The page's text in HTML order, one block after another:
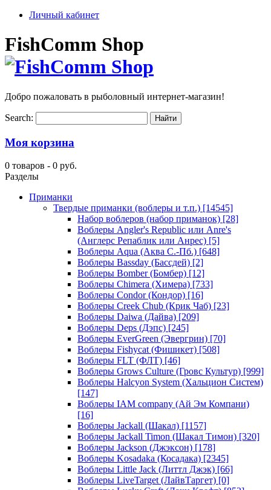
Личный кабинет
FishComm Shop
Добро пожаловать в рыболовный интернет-магазин!
Search:
Моя корзина
0 товаров - 0 руб.
Разделы
Приманки
Твердые приманки (воблеры и т.п.) [14545]
Набор воблеров (набор приманок) [28]
Воблеры Angler's Republic или Anre's
(Англерс Репаблик или Анрес) [5]
Воблеры Aqua (Аква С.-Пб.) [648]
Воблеры Bassday (Бассдей) [2]
Воблеры Bomber (Бомбер) [12]
Воблеры Chimera (Химера) [733]
Воблеры Condor (Кондор) [16]
Воблеры Creek Chub (Крик Чаб) [23]
Воблеры Daiwa (Дайва) [209]
Воблеры Deps (Дэпс) [245]
Воблеры EverGreen (Эвергрин) [70]
Воблеры Fishycat (Фишикет) [508]
Воблеры FLT (ФЛТ) [46]
Воблеры Grows Culture (Гровс Культур) [999]
Воблеры Halcyon System (Хальцион Систем)
[147]
Воблеры IAM company (Ай Эм Компани)
[16]
Воблеры Jackall (Шакал) [1157]
Воблеры Jackall Timon (Шакал Тимон) [320]
Воблеры Jackson (Джэксон) [178]
Воблеры Kosadaka (Косадака) [2345]
Воблеры Little Jack (Литтл Джэк) [66]
Воблеры LiveTarget (ЛайвТаргет) [0]